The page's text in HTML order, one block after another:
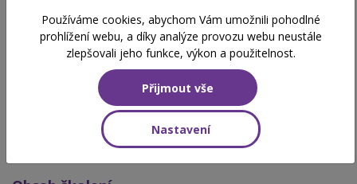
Osobnostní rozvoj žáků
základních a středních škol
v kostce (webinář)
Hodinová dotace
Používáme cookies, abychom Vám umožnili pohodlné
prohlížení webu, a díky analýze provozu webu neustále
zlepšovali jeho funkce, výkon a použitelnost.
Přijmout vše
Nastavení